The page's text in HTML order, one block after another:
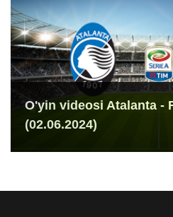
O'yin videosi Atalanta -
(02.06.2024)